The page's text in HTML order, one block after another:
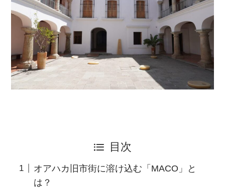
目次
オアハカ旧市街に溶け込む「MACO」と
は？